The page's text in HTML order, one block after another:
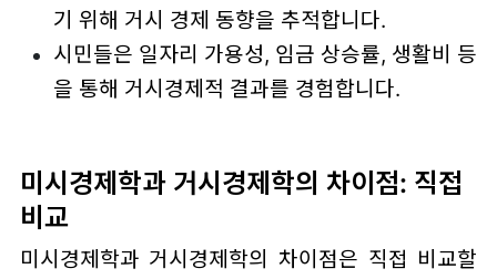
기 위해 거시 경제 동향을 추적합니다.
시민들은 일자리 가용성, 임금 상승률, 생활비 등
을 통해 거시경제적 결과를 경험합니다.
미시경제학과 거시경제학의 차이점: 직접
비교
미시경제학과 거시경제학의 차이점은 직접 비교할